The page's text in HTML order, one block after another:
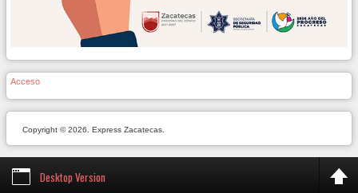
Acceso
Copyright © 2026. Express Zacatecas.
Desktop Version